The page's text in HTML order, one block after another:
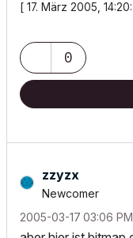
[ 17. März 2005,
0
zzyzx
Newcomer
‎2005-03-17 03:06 PM